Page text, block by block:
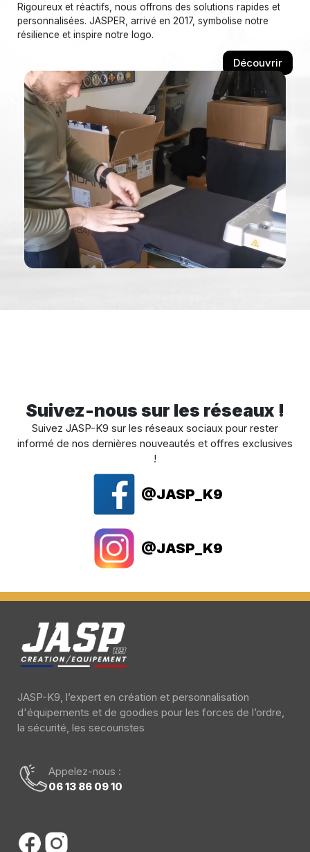
Rigoureux et réactifs, nous offrons des solutions rapides et
personnalisées. JASPER, arrivé en 2017, symbolise notre
résilience et inspire notre logo.
Découvrir
Suivez-nous sur les réseaux !
Suivez JASP-K9 sur les réseaux sociaux pour rester
informé de nos dernières nouveautés et offres exclusives
!
@JASP_K9
@JASP_K9
JASP-K9, l’expert en création et personnalisation
d'équipements et de goodies pour les forces de l’ordre,
la sécurité, les secouristes
Appelez-nous :
06 13 86 09 10